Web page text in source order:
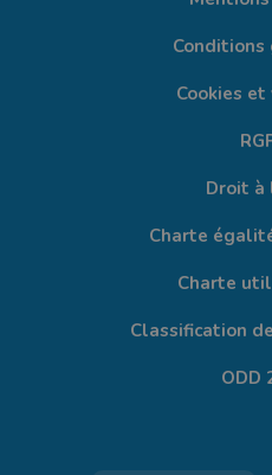
Conditions
Cookies
Droit à
Charte
Charte
Classification
ODD